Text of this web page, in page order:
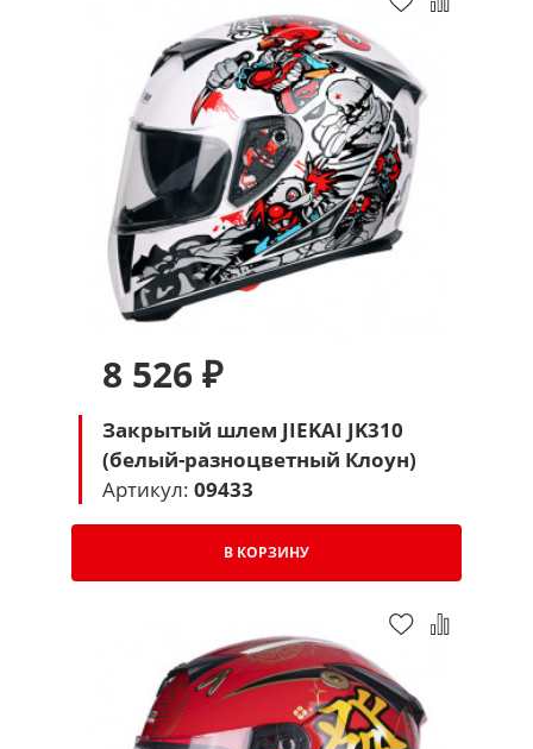
8 526 ₽
Закрытый шлем JIEKAI JK310
(белый-разноцветный Клоун)
Артикул: 09433
В КОРЗИНУ